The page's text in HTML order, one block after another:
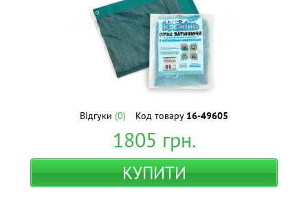
Відгуки (0) Код товару 16-49605
1805 грн.
КУПИТИ